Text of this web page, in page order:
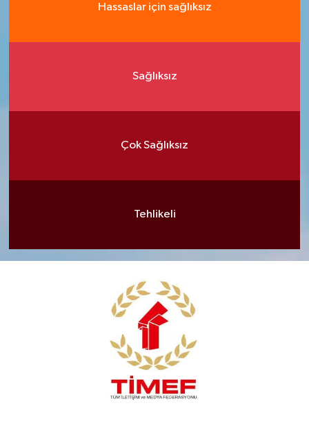
Hassaslar için sağlıksız
Sağlıksız
Çok Sağlıksız
Tehlikeli